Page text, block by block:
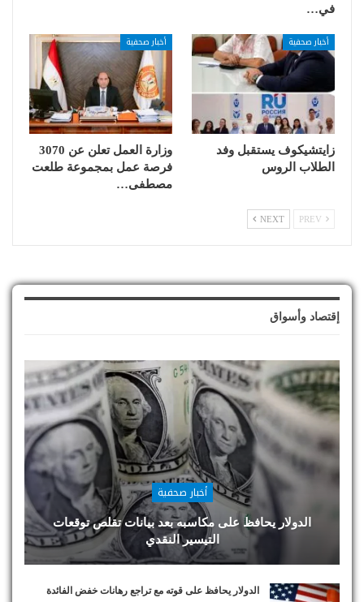
في…
أخبار صحفية
زايتشيكوف يستقبل وفد
الطلاب الروس
أخبار صحفية
وزارة العمل تعلن عن 3070
فرصة عمل بمجموعة طلعت
مصطفى…
NEXT
إقتصاد وأسواق
أخبار صحفية
الدولار يحافظ على مكاسبه بعد بيانات تقلص توقعات
التيسير النقدي
الدولار يحافظ على قوته مع تراجع رهانات خفض الفائدة